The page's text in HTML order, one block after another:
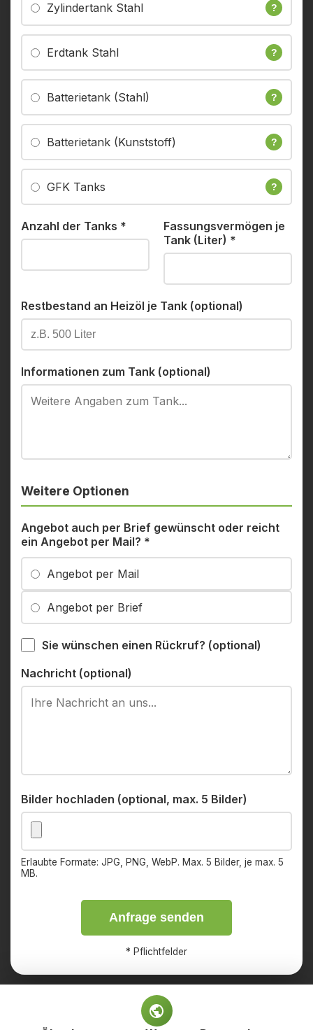
Zylindertank Stahl ?
Erdtank Stahl ?
Batterietank (Stahl) ?
Batterietank (Kunststoff) ?
GFK Tanks ?
Anzahl der Tanks *
Fassungsvermögen je
Tank (Liter) *
Restbestand an Heizöl je Tank (optional)
Informationen zum Tank (optional)
Weitere Optionen
Angebot auch per Brief gewünscht oder reicht
ein Angebot per Mail? *
Angebot per Mail
Angebot per Brief
Sie wünschen einen Rückruf? (optional)
Nachricht (optional)
Bilder hochladen (optional, max. 5 Bilder)
Erlaubte Formate: JPG, PNG, WebP. Max. 5 Bilder, je max. 5
MB.
Anfrage senden
* Pflichtfelder